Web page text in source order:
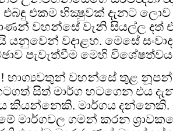
එකම භික්‍ෂුවක් දැනට ලොව
වහන්සේ වැනි සියල්ල දත්
යනුවෙන් වදාළහ. මෙසේ
පැවැත්වීම මෙහි
භාග්‍යවතුන් වහන්සේ තුළ නූපන්
සිත් මාර්ග හටගෙන එය
කියන්නෙකි. මාර්ගය දන්නෙකි.
මාර්ගවල ගමන් කරන